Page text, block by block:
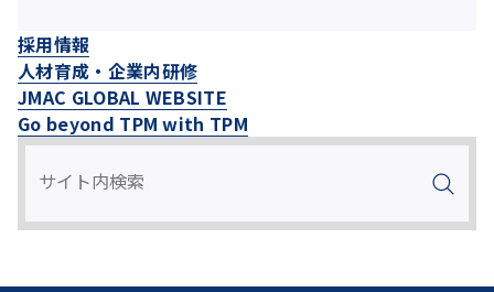
採用情報
人材育成・企業内研修
JMAC GLOBAL WEBSITE
Go beyond TPM with TPM